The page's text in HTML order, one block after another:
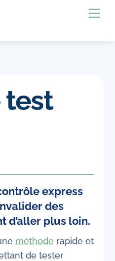
test
express
des
d’aller plus loin.
méthode rapide et
de tester